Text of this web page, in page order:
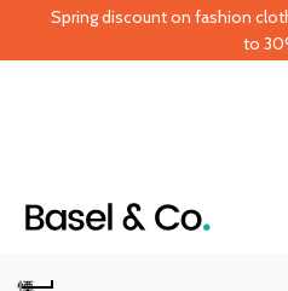
Spring discount on fashion
to